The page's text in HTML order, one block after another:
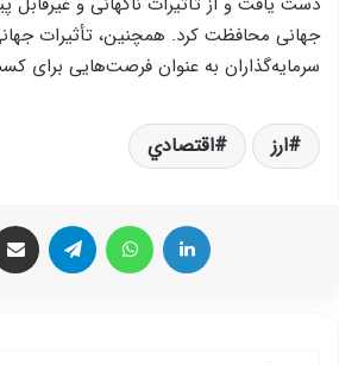
جهانی محافظت کرد. همچنین، تأثیرات
سرمایه‌گذاران به عنوان فرصت‌هایی برای
ارز اقتصادي
لینکدین تلگرام